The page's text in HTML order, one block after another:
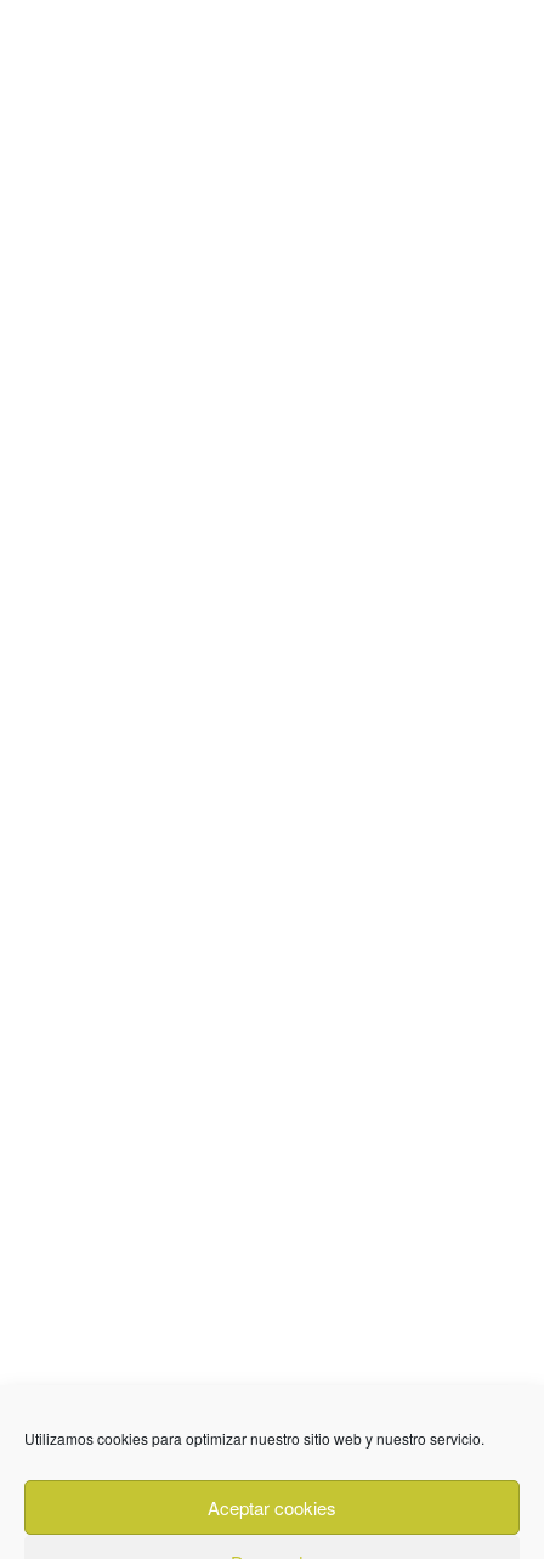
Utilizamos cookies para optimizar nuestro sitio web y nuestro servicio.
Aceptar cookies
636 01 61 85
Fuente Palmera
info @ fuentepalmerainformacion.es
Privacidad Aviso legal Cookies